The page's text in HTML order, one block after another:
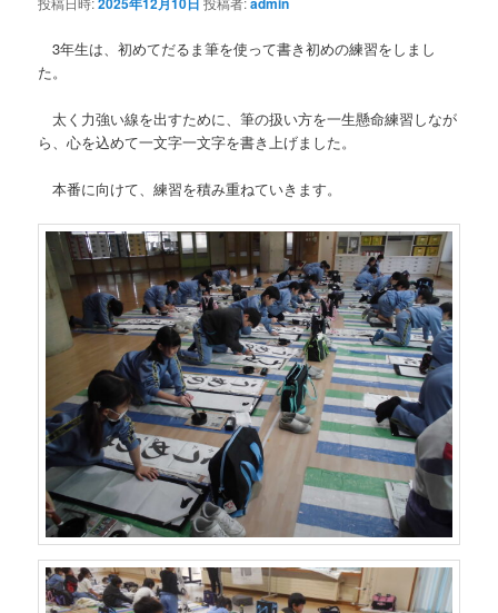
3年生は、初めてだるま筆を使って書き初めの練習をしまし
た。
太く力強い線を出すために、筆の扱い方を一生懸命練習しなが
ら、心を込めて一文字一文字を書き上げました。
本番に向けて、練習を積み重ねていきます。